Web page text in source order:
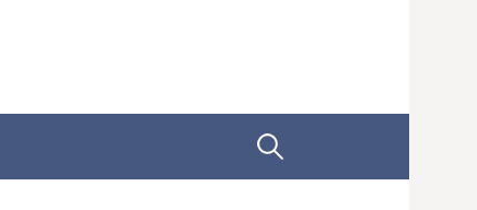
Ricerca